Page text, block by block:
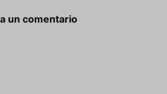
un comentario